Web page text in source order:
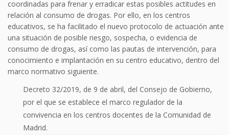
coordinadas para frenar y erradicar estas posibles actitudes en
relación al consumo de drogas. Por ello, en los centros
educativos, se ha facilitado el nuevo protocolo de actuación ante
una situación de posible riesgo, sospecha, o evidencia de
consumo de drogas, así como las pautas de intervención, para
conocimiento e implantación en su centro educativo, dentro del
marco normativo siguiente.
Decreto 32/2019, de 9 de abril, del Consejo de Gobierno,
por el que se establece el marco regulador de la
convivencia en los centros docentes de la Comunidad de
Madrid.